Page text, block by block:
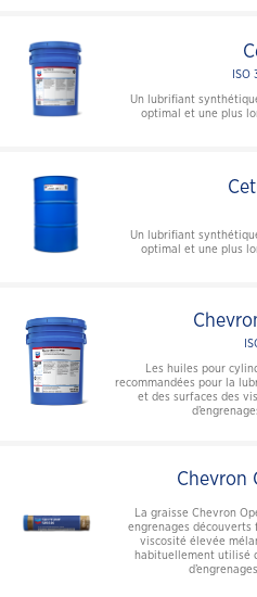
ISO
Un lubrifiant
optimal et une plus
Un lubrifiant
optimal et une plus
Les huiles pour
recommandées pour la
et des surfaces des
Chevron
La graisse Chevron
engrenages découverts
viscosité élevée
habituellement utilisé